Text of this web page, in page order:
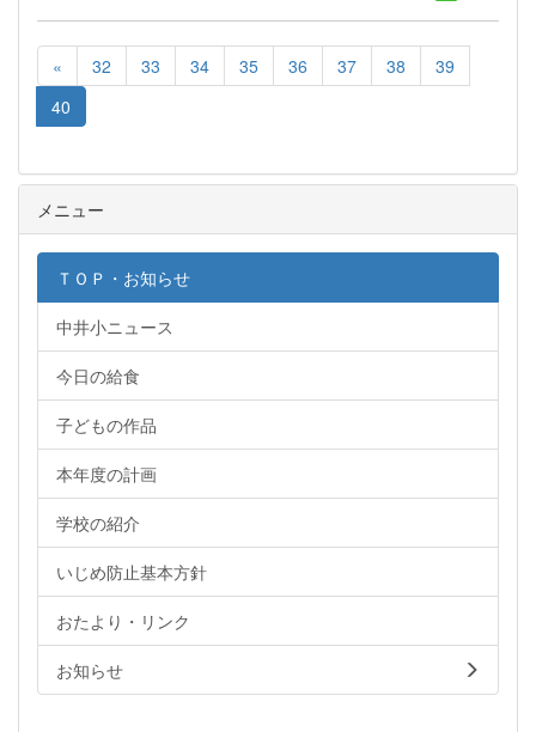
« 32 33 34 35 36 37 38
39
40
メニュー
ＴＯＰ・お知らせ
中井小ニュース
今日の給食
子どもの作品
本年度の計画
学校の紹介
いじめ防止基本方針
おたより・リンク
お知らせ